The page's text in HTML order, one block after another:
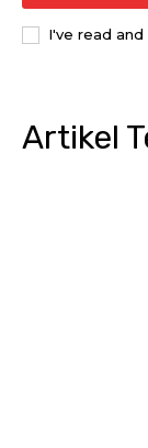
I've read
Artikel